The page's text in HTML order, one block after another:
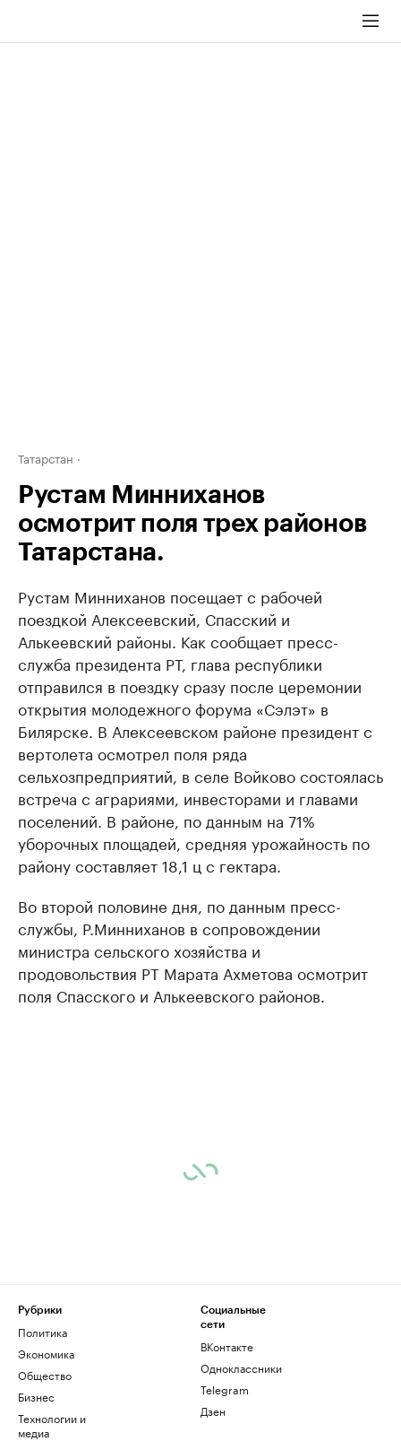
Татарстан
Рустам Минниханов
осмотрит поля трех районов
Татарстана.
Рустам Минниханов посещает с рабочей
поездкой Алексеевский, Спасский и
Алькеевский районы. Как сообщает пресс-
служба президента РТ, глава республики
отправился в поездку сразу после церемонии
открытия молодежного форума «Сэлэт» в
Билярске. В Алексеевском районе президент с
вертолета осмотрел поля ряда
сельхозпредприятий, в селе Войково состоялась
встреча с аграриями, инвесторами и главами
поселений. В районе, по данным на 71%
уборочных площадей, средняя урожайность по
району составляет 18,1 ц с гектара.
Во второй половине дня, по данным пресс-
службы, Р.Минниханов в сопровождении
министра сельского хозяйства и
продовольствия РТ Марата Ахметова осмотрит
поля Спасского и Алькеевского районов.
Рубрики
Политика
Экономика
Общество
Бизнес
Технологии и
медиа
Социальные
сети
ВКонтакте
Одноклассники
Telegram
Дзен